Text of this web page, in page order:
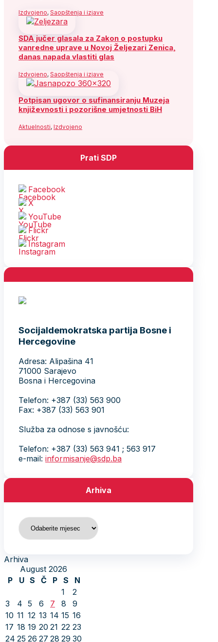
Izdvojeno, Saopštenja i izjave
SDA jučer glasala za Zakon o postupku
vanredne uprave u Novoj Željezari Zenica,
danas napada vlastiti glas
Izdvojeno, Saopštenja i izjave
Potpisan ugovor o sufinansiranju Muzeja
književnosti i pozorišne umjetnosti BiH
Aktuelnosti, Izdvojeno
Prati SDP
Facebook
X
YouTube
Flickr
Instagram
Socijaldemokratska partija Bosne i
Hercegovine
Adresa: Alipašina 41
71000 Sarajevo
Bosna i Hercegovina
Telefon: +387 (33) 563 900
Fax: +387 (33) 563 901
Služba za odnose s javnošću:
Telefon: +387 (33) 563 941 ; 563 917
e-mail: informisanje@sdp.ba
Arhiva
Arhiva
Arhiva
August 2026
P
U S Č P S
N
1
2
3
4 5 6 7 8
9
10 11 12 13 14 15 16
17 18 19 20 21 22 23
24 25 26 27 28 29 30